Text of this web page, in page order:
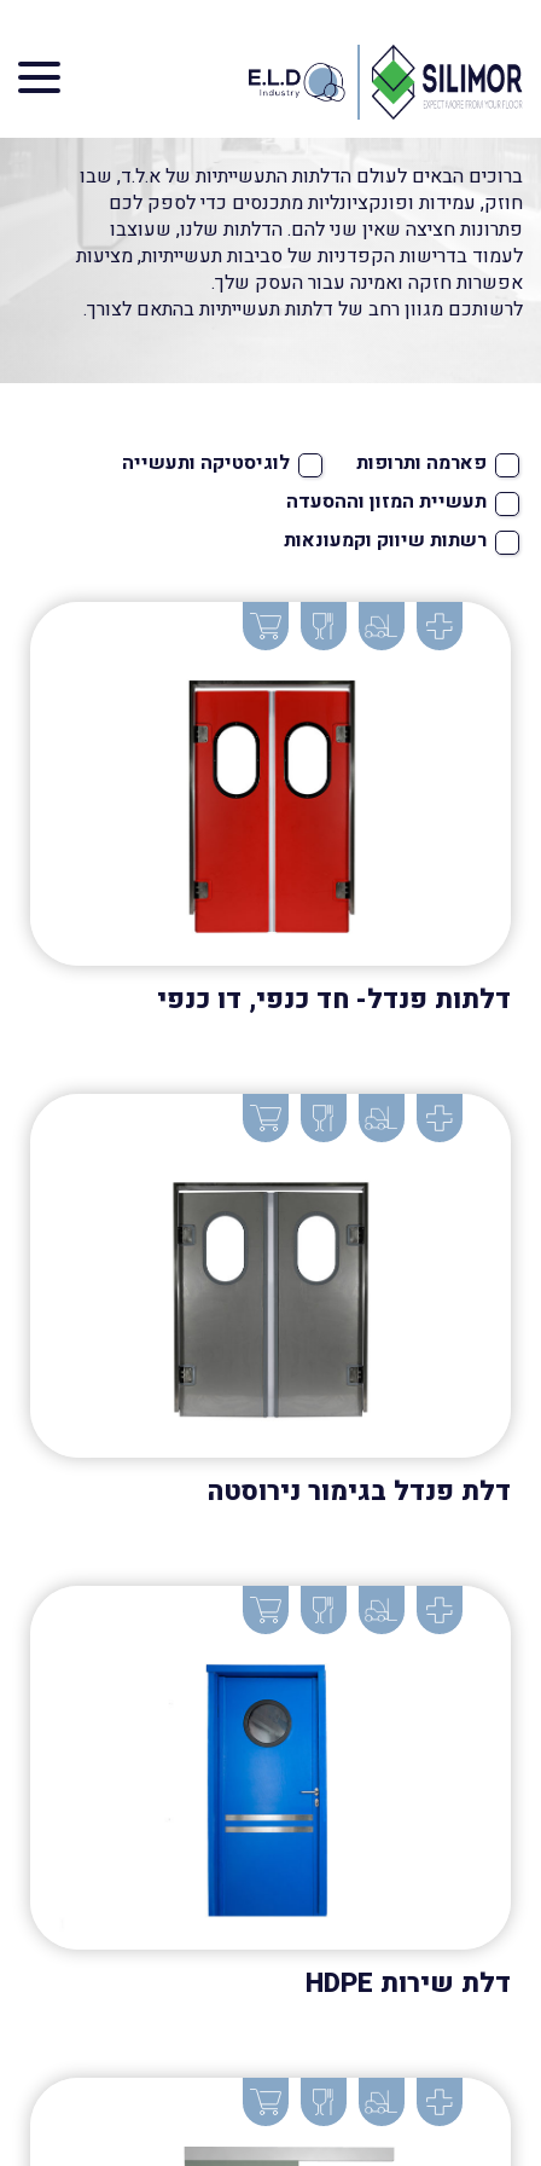
מוצרים» דלתות תעשייתיות
דלתות תעשייתיות
ברוכים הבאים לעולם הדלתות התעשייתיות של א.ל.ד, שבו
חוזק, עמידות ופונקציונליות מתכנסים כדי לספק לכם
פתרונות חציצה שאין שני להם. הדלתות שלנו, שעוצבו
לעמוד בדרישות הקפדניות של סביבות תעשייתיות, מציעות
אפשרות חזקה ואמינה עבור העסק שלך.
לרשותכם מגוון רחב של דלתות תעשייתיות בהתאם לצורך.
פארמה ותרופות
לוגיסטיקה ותעשייה
תעשיית המזון וההסעדה
רשתות שיווק וקמעונאות
דלתות פנדל- חד כנפי, דו כנפי
דלת פנדל בגימור נירוסטה
דלת שירות HDPE